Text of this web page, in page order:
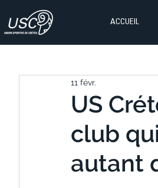
ACCUEIL
US
club
autant
11 févr.